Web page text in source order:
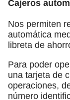
Cajeros
Nos permiten
automática
libreta de
Para poder
una tarjeta de
operaciones,
número